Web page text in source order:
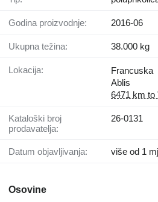
Godina proizvodnje: 2016-06
Ukupna težina: 38.000 kg
Lokacija:
Francuska
Ablis
6471 km to
Kataloški broj
prodavatelja:
26-0131
Datum objavljivanja: više od 1
Osovine